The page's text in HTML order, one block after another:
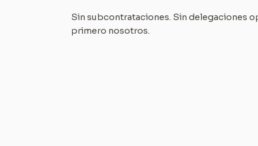
Sin subcontrataciones. Sin delegaciones
primero nosotros.